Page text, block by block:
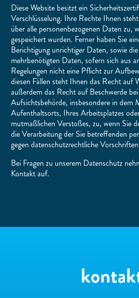
Diese Website besitzt ein
Verschlüsselung. Ihre Rechte Ihnen
über alle personenbezogenen Daten zu,
gespeichert wurden. Ferner haben Sie
Berichtigung unrichtiger Daten, sowie
mehrbenötigten Daten, sofern sich aus
Regelungen nicht eine Pflicht zur
diesen Fällen steht Ihnen das Recht auf
außerdem das Recht auf Beschwerde
Aufsichtsbehörde, insbesondere in dem
Aufenthaltsorts, Ihres Arbeitsplatzes
mutmaßlichen Verstoßes, zu, wenn Sie
die Verarbeitung der Sie betreffenden
gegen datenschutzrechtliche
Bei Fragen zu unserem Datenschutz
Kontakt auf.